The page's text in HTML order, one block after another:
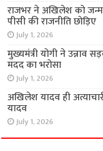
राजभर ने अखिलेश को
पीसी की राजनीति छोड़िए
July 1, 2026
मुख्यमंत्री योगी ने उन्नाव
मदद का भरोसा
July 1, 2026
अखिलेश यादव ही
यादव
July 1, 2026